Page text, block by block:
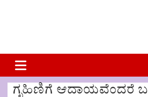
ಗೃಹಿಣಿಗೆ ಆದಾಯವೆಂದರೆ